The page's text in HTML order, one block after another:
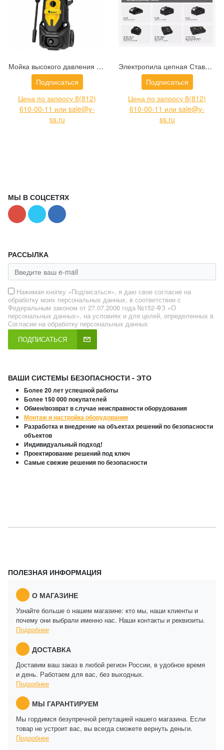
Мойка высокого давления Kolner K160 (8140100106)
Подписаться
Цена по запросу 8(812)
610-00-11 или sale@y-
ss.ru
Электропила цепная Ставр SCS 18BL-30 (9060100020)
Подписаться
Цена по запросу 8(812)
610-00-11 или sale@y-
ss.ru
МЫ В СОЦСЕТЯХ
РАССЫЛКА
Нажимая кнопку «Подписаться», я даю свое согласие на
обработку моих персональных данных, в соответствии с
Федеральным законом от 27.07.2006 года №152-ФЗ «О
персональных данных», на условиях и для целей, определенных в
Согласии на обработку персональных данных
ПОДПИСАТЬСЯ
ВАШИ СИСТЕМЫ БЕЗОПАСНОСТИ - ЭТО
Более 20 лет успешной работы
Более 150 000 покупателей
Обмен/возврат в случае неисправности оборудования
Монтаж и настройка оборудования
Разработка и внедрение на объектах решений по безопасности
объектов
Индивидуальный подход!
Проектирование решений под ключ
Самые свежие решения по безопасности
ПОЛЕЗНАЯ ИНФОРМАЦИЯ
О МАГАЗИНЕ
Узнайте больше о нашем магазине: кто мы, наши клиенты и
почему они выбрали именно нас. Наши контакты и реквизиты.
Подробнее
ДОСТАВКА
Доставим ваш заказ в любой регион России, в удобное время
и день. Работаем для вас, без выходных.
Подробнее
МЫ ГАРАНТИРУЕМ
Мы гордимся безупречной репутацией нашего магазина. Если
товар не устроит вас, вы всегда сможете вернуть деньги.
Подробнее